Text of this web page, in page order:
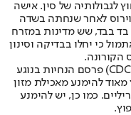
לגבולותיה של סין. אישה
בווירוס לאחר שנחתה בשדה
בד בבד, שש מדינות במזרח
כי יחלו בבדיקה וסינון
הקורונה.
המרכז האמריקני לבקרת מחלות ולמניעתן (CDC) פרסם הנחיות בנוגע
להימנע מאכילת מזון
כמו כן, יש להימנע